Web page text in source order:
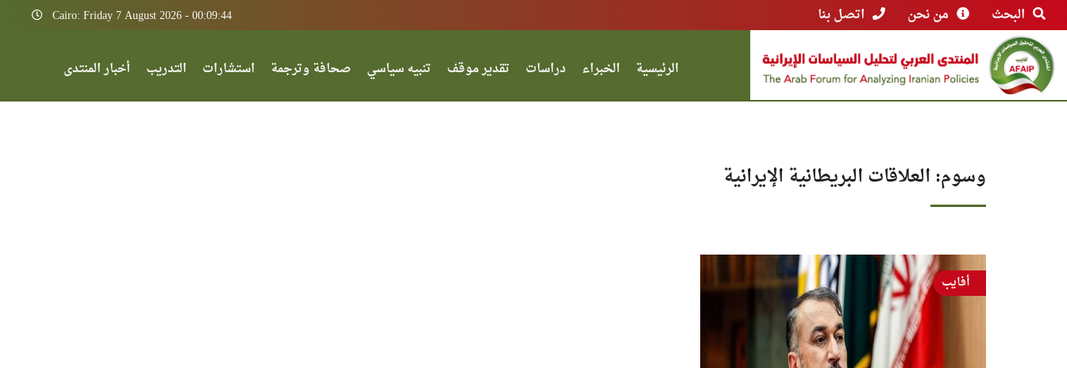
البحث من نحن اتصل بنا Cairo: Friday 7 August 2026 - 00:09:44
الرئيسية الخبراء دراسات تقدير موقف تنبيه سياسي صحافة وترجمة استشارات التدريب أخبار المنتدى
وسوم: العلاقات البريطانية الإيرانية
أفايب